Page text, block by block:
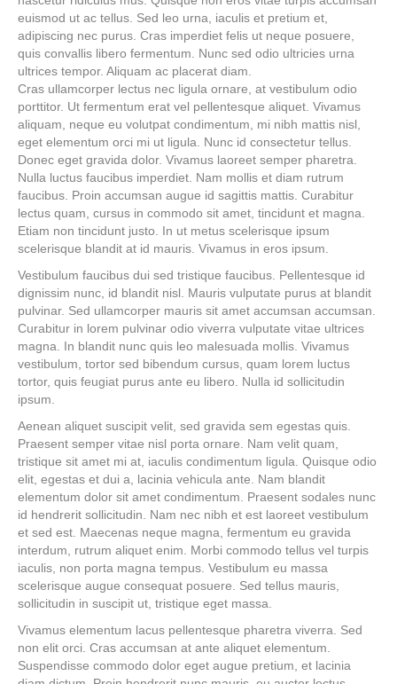
euismod ut ac tellus. Sed leo urna, iaculis et pretium et,
adipiscing nec purus. Cras imperdiet felis ut neque posuere,
quis convallis libero fermentum. Nunc sed odio ultricies urna
ultrices tempor. Aliquam ac placerat diam.
Cras ullamcorper lectus nec ligula ornare, at vestibulum odio
porttitor. Ut fermentum erat vel pellentesque aliquet. Vivamus
aliquam, neque eu volutpat condimentum, mi nibh mattis nisl,
eget elementum orci mi ut ligula. Nunc id consectetur tellus.
Donec eget gravida dolor. Vivamus laoreet semper pharetra.
Nulla luctus faucibus imperdiet. Nam mollis et diam rutrum
faucibus. Proin accumsan augue id sagittis mattis. Curabitur
lectus quam, cursus in commodo sit amet, tincidunt et magna.
Etiam non tincidunt justo. In ut metus scelerisque ipsum
scelerisque blandit at id mauris. Vivamus in eros ipsum.
Vestibulum faucibus dui sed tristique faucibus. Pellentesque id
dignissim nunc, id blandit nisl. Mauris vulputate purus at blandit
pulvinar. Sed ullamcorper mauris sit amet accumsan accumsan.
Curabitur in lorem pulvinar odio viverra vulputate vitae ultrices
magna. In blandit nunc quis leo malesuada mollis. Vivamus
vestibulum, tortor sed bibendum cursus, quam lorem luctus
tortor, quis feugiat purus ante eu libero. Nulla id sollicitudin
ipsum.
Aenean aliquet suscipit velit, sed gravida sem egestas quis.
Praesent semper vitae nisl porta ornare. Nam velit quam,
tristique sit amet mi at, iaculis condimentum ligula. Quisque odio
elit, egestas et dui a, lacinia vehicula ante. Nam blandit
elementum dolor sit amet condimentum. Praesent sodales nunc
id hendrerit sollicitudin. Nam nec nibh et est laoreet vestibulum
et sed est. Maecenas neque magna, fermentum eu gravida
interdum, rutrum aliquet enim. Morbi commodo tellus vel turpis
iaculis, non porta magna tempus. Vestibulum eu massa
scelerisque augue consequat posuere. Sed tellus mauris,
sollicitudin in suscipit ut, tristique eget massa.
Vivamus elementum lacus pellentesque pharetra viverra. Sed
non elit orci. Cras accumsan at ante aliquet elementum.
Suspendisse commodo dolor eget augue pretium, et lacinia